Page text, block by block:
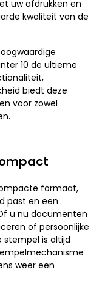
uw afdrukken en
kwaliteit van de
10 de ultieme
biedt deze
voor zowel
formaat,
past en een
u nu documenten
of persoonlijke
stempel is altijd
weer een